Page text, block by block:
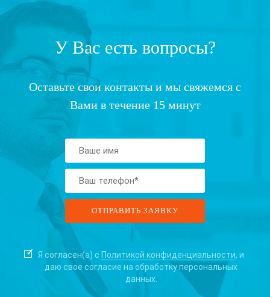
У Вас есть вопросы?
Оставьте свои контакты и мы свяжемся с
Вами в течение 15 минут
Я согласен(а) с Политикой конфиденциальности, и
даю свое согласие на обработку персональных
данных.